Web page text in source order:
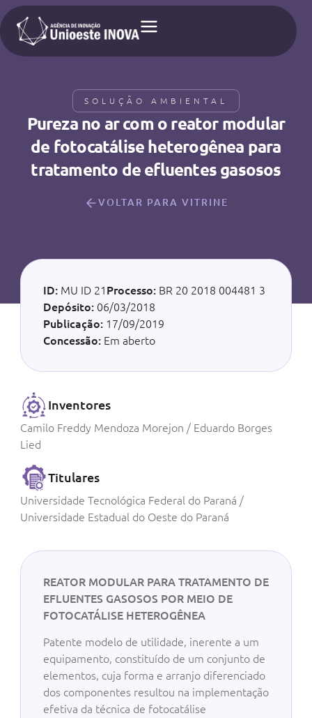
SOLUÇÃO AMBIENTAL
Pureza no ar com o reator modular
de fotocatálise heterogênea para
tratamento de efluentes gasosos
VOLTAR PARA VITRINE
ID: MU ID 21 Processo: BR 20 2018 004481 3
Depósito: 06/03/2018
Publicação: 17/09/2019
Concessão: Em aberto
Inventores
Camilo Freddy Mendoza Morejon / Eduardo Borges
Lied
Titulares
Universidade Tecnológica Federal do Paraná /
Universidade Estadual do Oeste do Paraná
REATOR MODULAR PARA TRATAMENTO DE
EFLUENTES GASOSOS POR MEIO DE
FOTOCATÁLISE HETEROGÊNEA
Patente modelo de utilidade, inerente a um
equipamento, constituído de um conjunto de
elementos, cuja forma e arranjo diferenciado
dos componentes resultou na implementação
efetiva da técnica de fotocatálise